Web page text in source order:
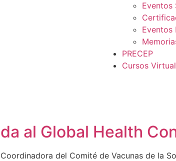
Eventos
Eventos
PRECEP
Cursos
al Global Health
del Comité de Vacunas de la